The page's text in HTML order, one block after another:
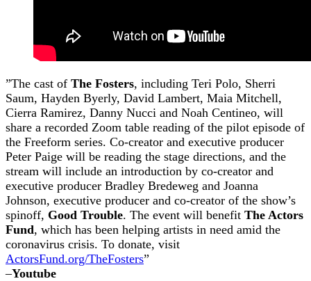
”The cast of The Fosters, including Teri Polo, Sherri
Saum, Hayden Byerly, David Lambert, Maia Mitchell,
Cierra Ramirez, Danny Nucci and Noah Centineo, will
share a recorded Zoom table reading of the pilot episode of
the Freeform series. Co-creator and executive producer
Peter Paige will be reading the stage directions, and the
stream will include an introduction by co-creator and
executive producer Bradley Bredeweg and Joanna
Johnson, executive producer and co-creator of the show’s
spinoff, Good Trouble. The event will benefit The Actors
Fund, which has been helping artists in need amid the
coronavirus crisis. To donate, visit
ActorsFund.org/TheFosters”
–Youtube